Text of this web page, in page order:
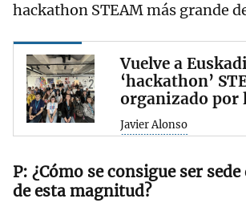
hackathon STEAM más grande
Vuelve a
‘hackathon’
organizado por
Javier Alonso
¿Cómo se consigue ser
de esta magnitud?